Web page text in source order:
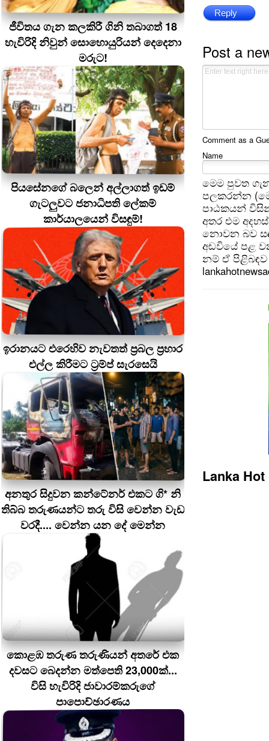
ජීවිතය ගැන කලකිරී ගිනි තබාගත් 18
හැවිරිදි නිවුන් සොහොයුරියන් දෙදෙනා
මරුට!
පියසේනගේ බලෙන් අල්ලාගත් ඉඩම්
ගැටලුවට ජනාධිපති ලේකම්
කාර්යාලයෙන් විසඳුම්!
ඉරානයට එරෙහිව නැවතත් ප්‍රබල ප්‍රහාර
එල්ල කිරීමට ට්‍රම්ප් සැරසෙයි
අනතුර සිදුවන කන්ටේනර් එකට ගි* නි
තිබ්බ තරුණයන්ට තරු විසි වෙන්න වැඩ
වරදී.... වෙන්න යන දේ මෙන්න
කොළඹ තරුණ තරුණියන් අතරේ එක
දවසට බෙදන්න මත්පෙති 23,000ක්...
විසි හැවිරිදි ජාවාරම්කරුගේ
පාපොච්ඡාරණය
Reply
Post a
Comment as a
Name
මෙම පුවත
පලකරන්න
පාඨකයන්
අතර එම
නොවන බව
අඩවියේ පළ
නම් ඒ පිළිබඳව
Lanka